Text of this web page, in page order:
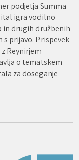
podjetja Summa
igra vodilno
in drugih družbenih
s prijavo. Prispevek
Reynirjem
o tematskem
za doseganje